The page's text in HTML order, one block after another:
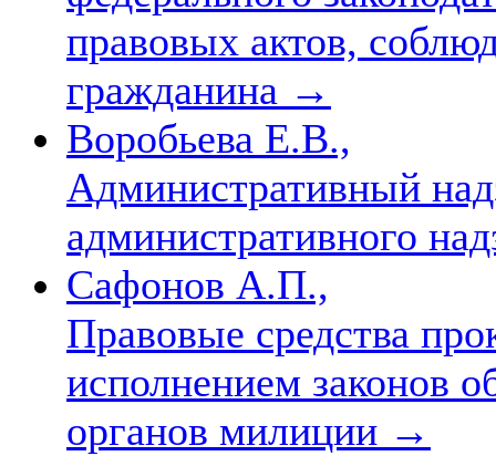
правовых актов,
гражданина →
Воробьева Е.В.,
Административный
административного
Сафонов А.П.,
Правовые средства
исполнением законов
органов милиции →